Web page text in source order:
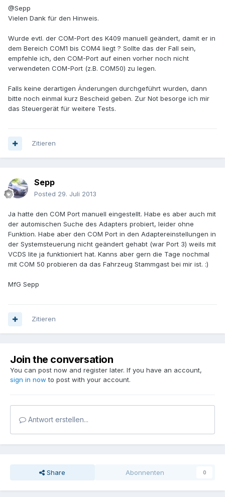
@Sepp
Vielen Dank für den Hinweis.
Wurde evtl. der COM-Port des K409 manuell geändert, damit er in
dem Bereich COM1 bis COM4 liegt ? Sollte das der Fall sein,
empfehle ich, den COM-Port auf einen vorher noch nicht
verwendeten COM-Port (z.B. COM50) zu legen.
Falls keine derartigen Änderungen durchgeführt wurden, dann
bitte noch einmal kurz Bescheid geben. Zur Not besorge ich mir
das Steuergerät für weitere Tests.
Zitieren
Sepp
Posted 29. Juli 2013
Ja hatte den COM Port manuell eingestellt. Habe es aber auch mit
der automischen Suche des Adapters probiert, leider ohne
Funktion. Habe aber den COM Port in den Adaptereinstellungen in
der Systemsteuerung nicht geändert gehabt (war Port 3) weils mit
VCDS lite ja funktioniert hat. Kanns aber gern die Tage nochmal
mit COM 50 probieren da das Fahrzeug Stammgast bei mir ist. :)
MfG Sepp
Zitieren
Join the conversation
You can post now and register later. If you have an account,
sign in now to post with your account.
Antwort erstellen...
Share Abonnenten 0